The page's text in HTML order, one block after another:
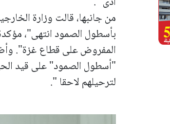
من جانبها، قالت وزارة
بأسطول الصمود انتهى"،
المفروض على قطاع غزة".
"أسطول الصمود" على قيد
لترحيلهم لاحقا ".